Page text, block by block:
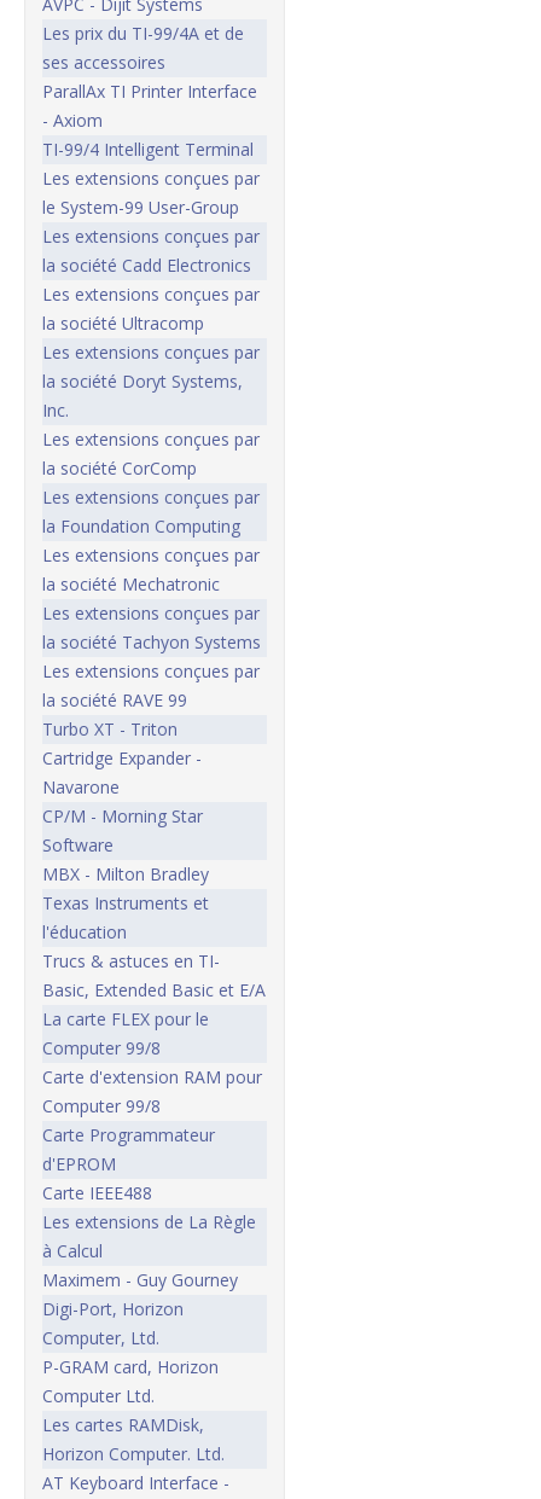
AVPC - Dijit Systems
Les prix du TI-99/4A et de
ses accessoires
ParallAx TI Printer Interface
- Axiom
TI-99/4 Intelligent Terminal
Les extensions conçues par
le System-99 User-Group
Les extensions conçues par
la société Cadd Electronics
Les extensions conçues par
la société Ultracomp
Les extensions conçues par
la société Doryt Systems,
Inc.
Les extensions conçues par
la société CorComp
Les extensions conçues par
la Foundation Computing
Les extensions conçues par
la société Mechatronic
Les extensions conçues par
la société Tachyon Systems
Les extensions conçues par
la société RAVE 99
Turbo XT - Triton
Cartridge Expander -
Navarone
CP/M - Morning Star
Software
MBX - Milton Bradley
Texas Instruments et
l'éducation
Trucs & astuces en TI-
Basic, Extended Basic et E/A
La carte FLEX pour le
Computer 99/8
Carte d'extension RAM pour
Computer 99/8
Carte Programmateur
d'EPROM
Carte IEEE488
Les extensions de La Règle
à Calcul
Maximem - Guy Gourney
Digi-Port, Horizon
Computer, Ltd.
P-GRAM card, Horizon
Computer Ltd.
Les cartes RAMDisk,
Horizon Computer. Ltd.
AT Keyboard Interface -